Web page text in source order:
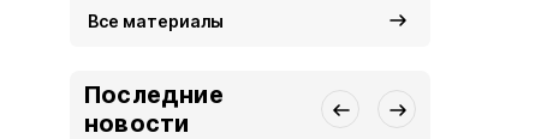
Все материалы
Последние
новости